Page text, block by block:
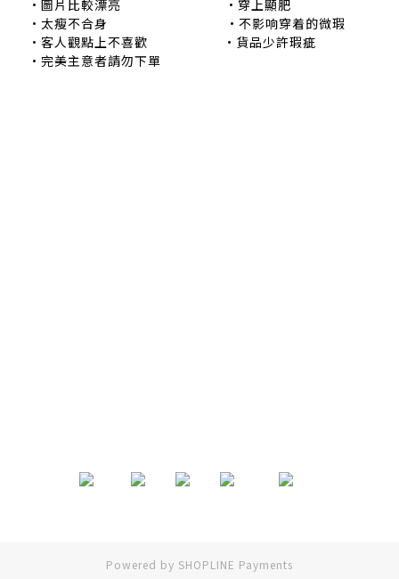
•圖片比較漂亮 •穿上顯肥
•太瘦不合身 •不影响穿着的微瑕
•客人觀點上不喜歡 •貨品少許瑕疵
•完美主意者請勿下單
Powered by SHOPLINE Payments